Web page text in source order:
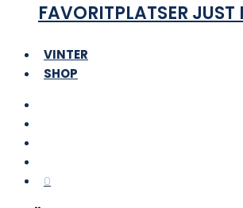
FAVORITPLATSER JUST
VINTER
SHOP
0